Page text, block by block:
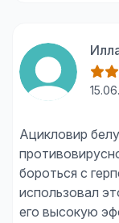
Ацикловир
бороться с
использовал
его высокую